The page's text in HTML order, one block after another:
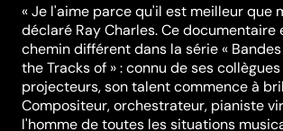
« Je l'aime parce qu'il est meilleur que
déclaré Ray Charles. Ce documentaire
chemin différent dans la série «
the Tracks of » : connu de ses
projecteurs, son talent commence à
Compositeur, orchestrateur, pianiste
l'homme de toutes les situations